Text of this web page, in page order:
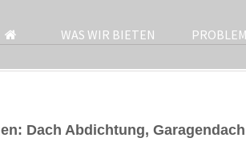
WAS WIR BIETEN PROBLEM
Dach Abdichtung,